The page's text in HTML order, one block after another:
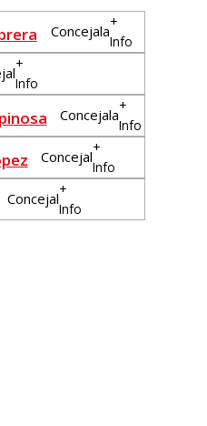
Concejala
+
Info
+
Info
Concejala
+
Info
Concejal
+
Info
Concejal
+
Info